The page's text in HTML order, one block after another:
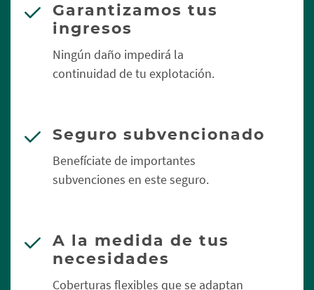
Garantizamos tus
ingresos
Ningún daño impedirá la
continuidad de tu explotación.
Seguro subvencionado
Benefíciate de importantes
subvenciones en este seguro.
A la medida de tus
necesidades
Coberturas flexibles que se adaptan